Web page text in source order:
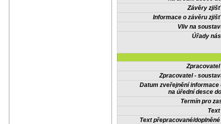
Závěry
Informace o závěru
Vliv na
Úřady
Zpracovatel -
Datum zveřejnění informace
na úřední desce
Termín pro
Text přepracované/